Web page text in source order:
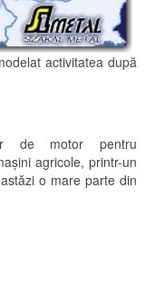
activitatea după
de motor pentru
agricole, printr-un
o mare parte din